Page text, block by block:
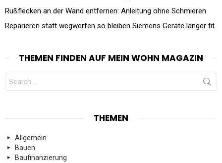
Rußflecken an der Wand entfernen: Anleitung ohne Schmieren
Reparieren statt wegwerfen so bleiben Siemens Geräte länger fit
THEMEN FINDEN AUF MEIN WOHN MAGAZIN
Search
for:
THEMEN
Allgemein
Bauen
Baufinanzierung